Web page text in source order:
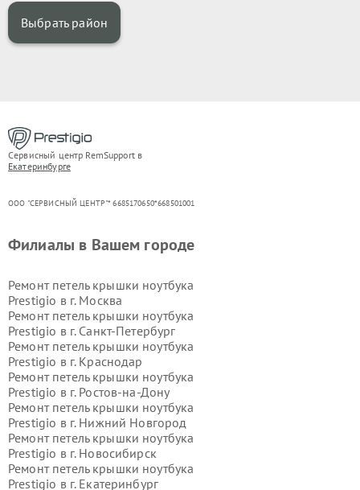
Выбрать район
Сервисный центр RemSupport в
Екатеринбурге
ООО "СЕРВИСНЫЙ ЦЕНТР"* 6685170650*668501001
Филиалы в Вашем городе
Ремонт петель крышки ноутбука
Prestigio в г. Москва
Ремонт петель крышки ноутбука
Prestigio в г. Санкт-Петербург
Ремонт петель крышки ноутбука
Prestigio в г. Краснодар
Ремонт петель крышки ноутбука
Prestigio в г. Ростов-на-Дону
Ремонт петель крышки ноутбука
Prestigio в г. Нижний Новгород
Ремонт петель крышки ноутбука
Prestigio в г. Новосибирск
Ремонт петель крышки ноутбука
Prestigio в г. Екатеринбург